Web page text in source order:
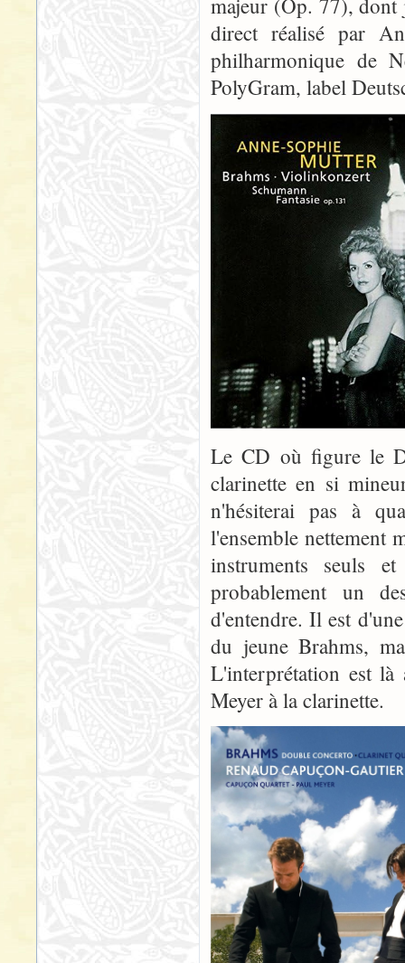
majeur (Op. 77), dont
direct réalisé par
philharmonique de
PolyGram, label
Le CD où figure le
clarinette en si
n'hésiterai pas à
l'ensemble nettement
instruments seuls
probablement un
d'entendre. Il est
du jeune Brahms,
L'interprétation est là
Meyer à la clarinette.